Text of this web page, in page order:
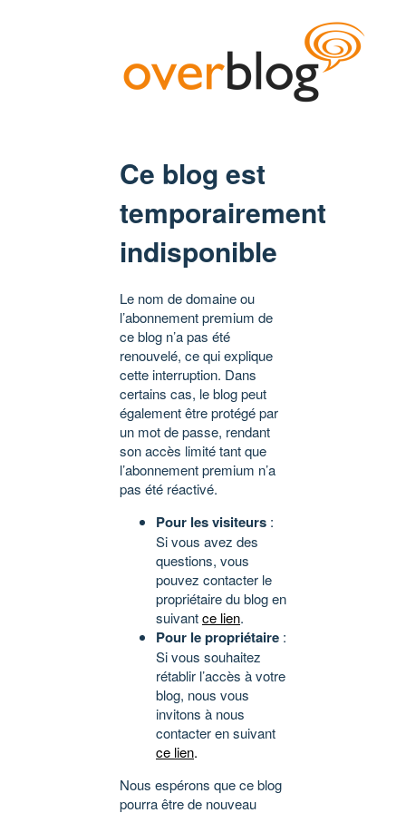
Ce blog est
temporairement
indisponible
Le nom de domaine ou
l’abonnement premium de
ce blog n’a pas été
renouvelé, ce qui explique
cette interruption. Dans
certains cas, le blog peut
également être protégé par
un mot de passe, rendant
son accès limité tant que
l’abonnement premium n’a
pas été réactivé.
Pour les visiteurs :
Si vous avez des
questions, vous
pouvez contacter le
propriétaire du blog en
suivantce lien.
Pour le propriétaire :
Si vous souhaitez
rétablir l’accès à votre
blog, nous vous
invitons à nous
contacter en suivant
ce lien.
Nous espérons que ce blog
pourra être de nouveau